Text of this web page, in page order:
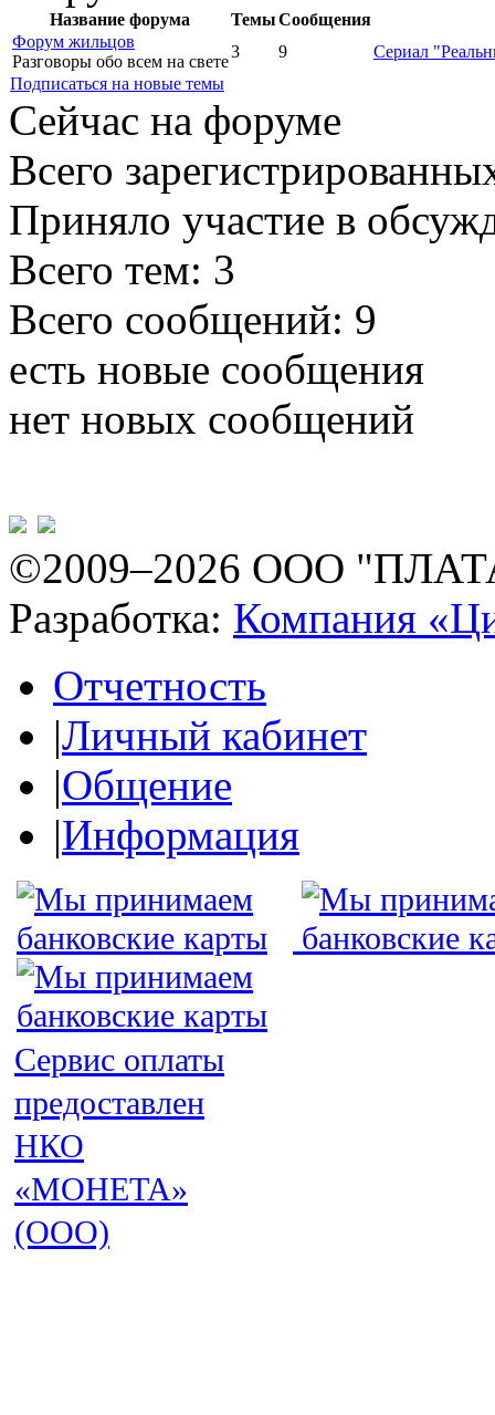
Название форума ТемыСообщения
Форум жильцов
Разговоры обо всем на свете
3 9
Сериал
Подписаться на новые темы
Сейчас на форуме
Всего
Приняло участие в
Всего тем: 3
Всего сообщений: 9
есть новые сообщения
нет новых сообщений
©2009–2026 ООО
Разработка: Компания
Отчетность
|Личный кабинет
|Общение
|Информация
Сервис оплаты
предоставлен
НКО
«МОНЕТА»
(ООО)